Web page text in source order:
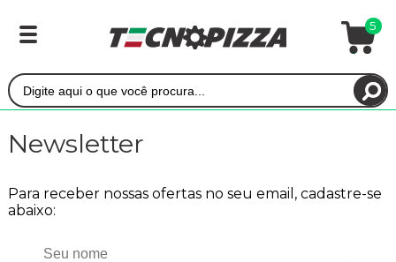
5
Newsletter
Para receber nossas ofertas no seu email, cadastre-se
abaixo:
Seu nome